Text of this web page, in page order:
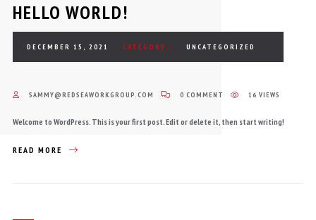
HELLO WORLD!
DECEMBER 15, 2021 CATEGORY : UNCATEGORIZED
SAMMY@REDSEAWORKGROUP.COM 0 COMMENT 16 VIEWS
Welcome to WordPress. This is your first post. Edit or delete it, then start writing!
READ MORE